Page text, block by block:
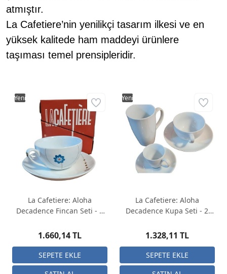
atmıştır.
La Cafetiere’nin yenilikçi tasarım ilkesi ve en
yüksek kalitede ham maddeyi ürünlere
taşıması temel prensipleridir.
La Cafetiere: Aloha
Decadence Fincan Seti - 2
1.660,14 TL
Yeni
La Cafetiere: Aloha
Decadence Kupa Seti - 2
1.328,11 TL
Yeni